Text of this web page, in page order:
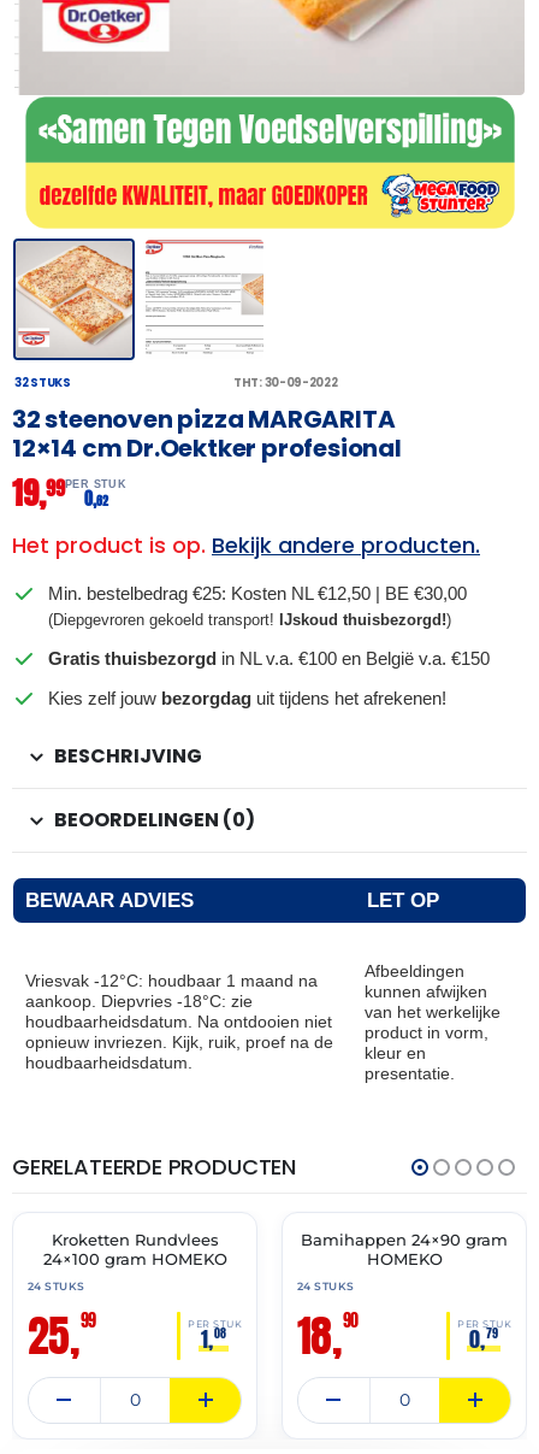
32 STUKS THT: 30-09-2022
32 steenoven pizza MARGARITA
12×14 cm Dr.Oektker profesional
19,99PER STUK
0,62
Het product is op. Bekijk andere producten.
Min. bestelbedrag €25: Kosten NL €12,50 | BE €30,00
(Diepgevroren gekoeld transport! IJskoud thuisbezorgd!)
Gratis thuisbezorgd in NL v.a. €100 en België v.a. €150
Kies zelf jouw bezorgdag uit tijdens het afrekenen!
BESCHRIJVING
BEOORDELINGEN (0)
BEWAAR ADVIES LET OP
Vriesvak -12°C: houdbaar 1 maand na
aankoop. Diepvries -18°C: zie
houdbaarheidsdatum. Na ontdooien niet
opnieuw invriezen. Kijk, ruik, proef na de
houdbaarheidsdatum.
Afbeeldingen
kunnen afwijken
van het werkelijke
product in vorm,
kleur en
presentatie.
GERELATEERDE PRODUCTEN
✓ VAST ASSORTIMENT
THT:
01-
Kroketten Rundvlees
24×100 gram HOMEKO
24 STUKS
25,99 PER STUK
1,08
✓ VAST ASSORTIMENT
Bamihappen 24×90 gram
HOMEKO
24 STUKS
18,90 PER STUK
0,79